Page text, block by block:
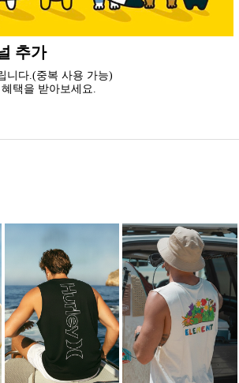
시걸 모바일 앱
일에 딱 맞춘 쇼핑 앱
받아 가세요.